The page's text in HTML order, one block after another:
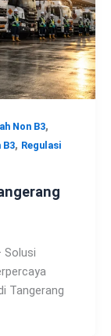
Non B3,
B3, Regulasi
Solusi
Tangerang